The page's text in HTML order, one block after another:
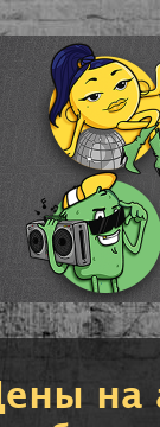
на